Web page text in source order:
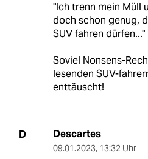
"Ich trenn mein Müll
doch schon genug,
SUV fahren dürfen..."
Soviel Nonsens-
lesenden SUV-
enttäuscht!
D Descartes
09.01.2023, 13:32 Uhr